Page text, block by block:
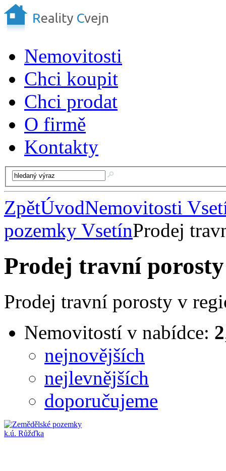
Nemovitosti
Chci koupit
Chci prodat
O firmě
Kontakty
ZpětÚvodNemovitosti
pozemky VsetínProdej
Prodej travní
Prodej travní porosty v
Nemovitostí v nabídce: 2
nejnovějších
nejlevnějších
doporučujeme